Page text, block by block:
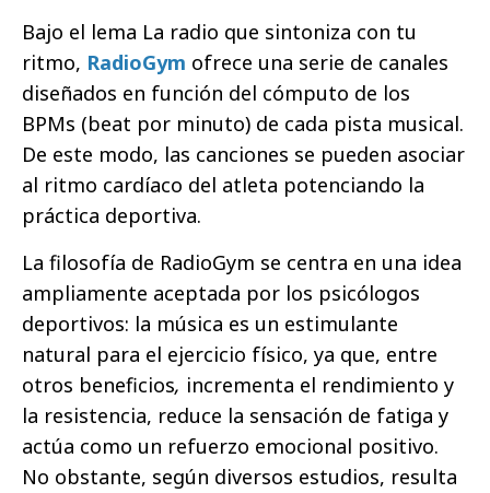
Bajo el lema La radio que sintoniza con tu
ritmo, RadioGym ofrece una serie de canales
diseñados en función del cómputo de los
BPMs (beat por minuto) de cada pista musical.
De este modo, las canciones se pueden asociar
al ritmo cardíaco del atleta potenciando la
práctica deportiva.
La filosofía de RadioGym se centra en una idea
ampliamente aceptada por los psicólogos
deportivos: la música es un estimulante
natural para el ejercicio físico, ya que, entre
otros beneficios, incrementa el rendimiento y
la resistencia, reduce la sensación de fatiga y
actúa como un refuerzo emocional positivo.
No obstante, según diversos estudios, resulta